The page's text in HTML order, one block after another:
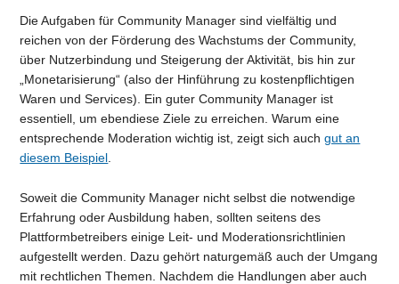
Die Aufgaben für Community Manager sind vielfältig und
reichen von der Förderung des Wachstums der Community,
über Nutzerbindung und Steigerung der Aktivität, bis hin zur
„Monetarisierung“ (also der Hinführung zu kostenpflichtigen
Waren und Services). Ein guter Community Manager ist
essentiell, um ebendiese Ziele zu erreichen. Warum eine
entsprechende Moderation wichtig ist, zeigt sich auchgut an
diesem Beispiel.
Soweit die Community Manager nicht selbst die notwendige
Erfahrung oder Ausbildung haben, sollten seitens des
Plattformbetreibers einige Leit- und Moderationsrichtlinien
aufgestellt werden. Dazu gehört naturgemäß auch der Umgang
mit rechtlichen Themen. Nachdem die Handlungen aber auch